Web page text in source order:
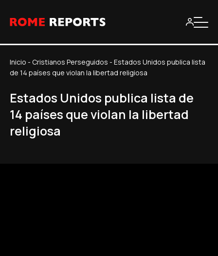
Inicio - Cristianos Perseguidos - Estados Unidos publica lista
de 14 países que violan la libertad religiosa
Estados Unidos publica lista de
14 países que violan la libertad
religiosa